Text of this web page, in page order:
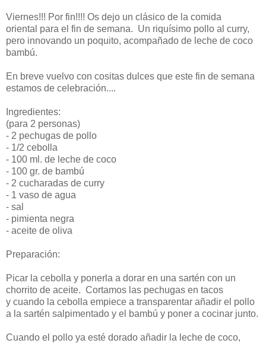
Viernes!!! Por fin!!!! Os dejo un clásico de la comida
oriental para el fin de semana. Un riquísimo pollo al curry,
pero innovando un poquito, acompañado de leche de coco
bambú.
En breve vuelvo con cositas dulces que este fin de semana
estamos de celebración....
Ingredientes:
(para 2 personas)
- 2 pechugas de pollo
- 1/2 cebolla
- 100 ml. de leche de coco
- 100 gr. de bambú
- 2 cucharadas de curry
- 1 vaso de agua
- sal
- pimienta negra
- aceite de oliva
Preparación:
Picar la cebolla y ponerla a dorar en una sartén con un
chorrito de aceite. Cortamos las pechugas en tacos
y cuando la cebolla empiece a transparentar añadir el pollo
a la sartén salpimentado y el bambú y poner a cocinar junto.
Cuando el pollo ya esté dorado añadir la leche de coco,